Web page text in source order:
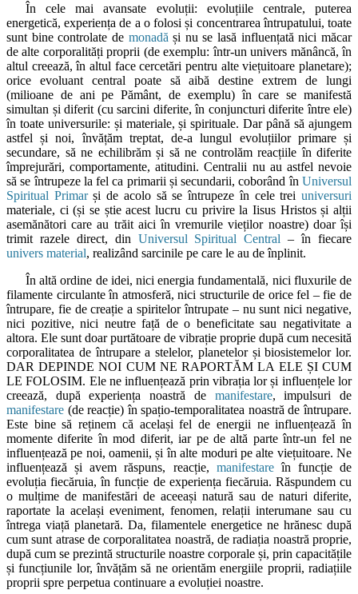
În cele mai avansate evoluții: evoluțiile centrale, puterea
energetică, experiența de a o folosi și concentrarea întrupatului, toate
sunt bine controlate de monadă și nu se lasă influențată nici măcar
de alte corporalități proprii (de exemplu: într-un univers mănâncă, în
altul creează, în altul face cercetări pentru alte viețuitoare planetare);
orice evoluant central poate să aibă destine extrem de lungi
(milioane de ani pe Pământ, de exemplu) în care se manifestă
simultan și diferit (cu sarcini diferite, în conjuncturi diferite între ele)
în toate universurile: și materiale, și spirituale. Dar până să ajungem
astfel și noi, învățăm treptat, de-a lungul evoluțiilor primare și
secundare, să ne echilibrăm și să ne controlăm reacțiile în diferite
împrejurări, comportamente, atitudini. Centralii nu au astfel nevoie
să se întrupeze la fel ca primarii și secundarii, coborând în Universul
Spiritual Primarși de acolo să se întrupeze în cele treiuniversuri
materiale, ci (și se știe acest lucru cu privire la Iisus Hristos și alții
asemănători care au trăit aici în vremurile vieților noastre) doar își
trimit razele direct, din Universul Spiritual Central – în fiecare
univers material, realizând sarcinile pe care le au de înplinit.
În altă ordine de idei, nici energia fundamentală, nici fluxurile de
filamente circulante în atmosferă, nici structurile de orice fel – fie de
întrupare, fie de creație a spiritelor întrupate – nu sunt nici negative,
nici pozitive, nici neutre față de o beneficitate sau negativitate a
altora. Ele sunt doar purtătoare de vibrație proprie după cum necesită
corporalitatea de întrupare a stelelor, planetelor și biosistemelor lor.
DAR DEPINDE NOI CUM NE RAPORTĂM LA ELE ȘI CUM
LE FOLOSIM. Ele ne influențează prin vibrația lor și influențele lor
creează, după experiența noastră de manifestare, impulsuri de
manifestare (de reacție) în spațio-temporalitatea noastră de întrupare.
Este bine să reținem că același fel de energii ne influențează în
momente diferite în mod diferit, iar pe de altă parte într-un fel ne
influențează pe noi, oamenii, și în alte moduri pe alte viețuitoare. Ne
influențează și avem răspuns, reacție, manifestareîn funcție de
evoluția fiecăruia, în funcție de experiența fiecăruia. Răspundem cu
o mulțime de manifestări de aceeași natură sau de naturi diferite,
raportate la același eveniment, fenomen, relații interumane sau cu
întrega viață planetară. Da, filamentele energetice ne hrănesc după
cum sunt atrase de corporalitatea noastră, de radiația noastră proprie,
după cum se prezintă structurile noastre corporale și, prin capacitățile
și funcțiunile lor, învățăm să ne orientăm energiile proprii, radiațiile
proprii spre perpetua continuare a evoluției noastre.